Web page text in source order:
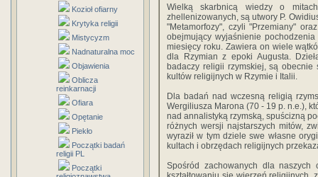
Kozioł ofiarny
Krytyka religii
Mistycyzm
Nadnaturalna moc
Objawienia
Oblicza
reinkarnacji
Ofiara
Opętanie
Piekło
Początki badań
religii PL
Początki
Wielką skarbnicą wiedzy o
zhellenizowanych, są utwory P.
"Metamorfozy", czyli "Przemiany"
obejmujący wyjaśnienie
miesięcy roku. Zawiera on wiele
dla Rzymian z epoki Augusta.
badaczy religii rzymskiej, są obecnie
kultów religijnych w Rzymie i Italii.
Dla badań nad wczesną religią
Wergiliusza Marona (70 - 19 p. n.e.),
nad annalistyką rzymską, spuścizną
różnych wersji najstarszych mitów,
wyraził w tym dziele swe własne
kultach i obrzędach religijnych
Spośród zachowanych dla naszych